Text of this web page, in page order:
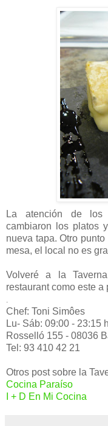
La atención de los
cambiaron los platos
nueva tapa. Otro
mesa, el local no es
Volveré a la
restaurant como este a
.
Chef: Toni Simôes
Lu- Sáb: 09:00 - 23:15
Rosselló 155 - 08036
Tel: 93 410 42 21
Otros post sobre la
Cocina Paraíso
I + D En Mi Cocina